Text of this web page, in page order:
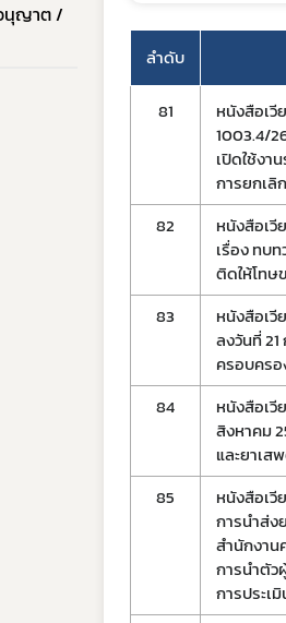
นุญาต /
ลำดับ
81
หนังสือเ
1003.4/
เปิดใช้งา
การยกเ
82
หนังสือเวี
เรื่อง ทบ
ติดให้โทษ
83
หนังสือเวี
ลงวันที่
ครอบครอ
84
หนังสือเวี
สิงหาคม
และยาเส
85
หนังสือเวี
การนำส่ง
สำนักงาน
การนำตั
การประเ
เลือก